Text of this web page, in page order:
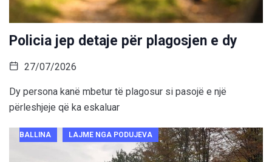
Policia jep detaje për plagosjen e dy
27/07/2026
Dy persona kanë mbetur të plagosur si pasojë e një
përleshjeje që ka eskaluar
BALLINA LAJME NGA PODUJEVA